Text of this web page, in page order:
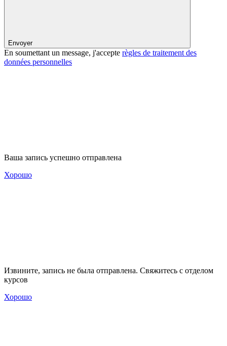
Envoyer
En soumettant un message, j'accepte règles de traitement des
données personnelles
Ваша запись успешно отправлена
Хорошо
Извините, запись не была отправлена. Свяжитесь с отделом
курсов
Хорошо